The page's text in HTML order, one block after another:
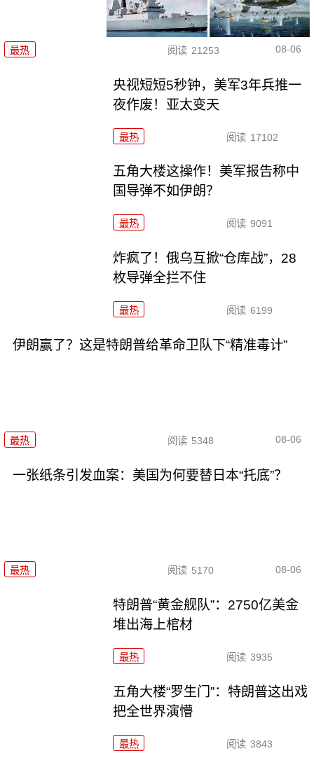
最热 阅读 21253 08-06
央视短短5秒钟，美军3年兵推一
夜作废！亚太变天
最热 阅读 17102
五角大楼这操作！美军报告称中
国导弹不如伊朗？
最热 阅读 9091
炸疯了！俄乌互掀“仓库战”，28
枚导弹全拦不住
最热 阅读 6199
伊朗赢了？这是特朗普给革命卫队下“精准毒计”
最热 阅读 5348 08-06
一张纸条引发血案：美国为何要替日本“托底”？
最热 阅读 5170 08-06
特朗普“黄金舰队”：2750亿美金
堆出海上棺材
最热 阅读 3935
五角大楼“罗生门”：特朗普这出戏
把全世界演懵
最热 阅读 3843